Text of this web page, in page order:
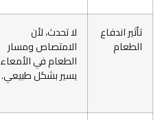
تأثير اندفاع
الطعام
لا تحدث، لأن
الامتصاص ومسار
الطعام في الأمعاء
يسير بشكل طبيعي.